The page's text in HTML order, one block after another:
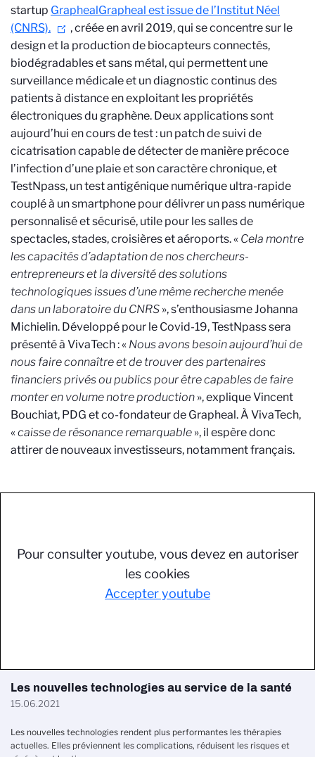
startup GraphealGrapheal est issue de l’Institut Néel
(CNRS).
,créée en avril 2019, qui se concentre sur le
design et la production de biocapteurs connectés,
biodégradables et sans métal, qui permettent une
surveillance médicale et un diagnostic continus des
patients à distance en exploitant les propriétés
électroniques du graphène. Deux applications sont
aujourd’hui en cours de test : un patch de suivi de
cicatrisation capable de détecter de manière précoce
l’infection d’une plaie et son caractère chronique, et
TestNpass, un test antigénique numérique ultra-rapide
couplé à un smartphone pour délivrer un pass numérique
personnalisé et sécurisé, utile pour les salles de
spectacles, stades, croisières et aéroports. « Cela montre
les capacités d’adaptation de nos chercheurs-
entrepreneurs et la diversité des solutions
technologiques issues d’une même recherche menée
dans un laboratoire du CNRS », s’enthousiasme Johanna
Michielin. Développé pour le Covid-19, TestNpass sera
présenté à VivaTech : « Nous avons besoin aujourd’hui de
nous faire connaître et de trouver des partenaires
financiers privés ou publics pour être capables de faire
monter en volume notre production », explique Vincent
Bouchiat, PDG et co-fondateur de Grapheal. À VivaTech,
«caisse de résonance remarquable », il espère donc
attirer de nouveaux investisseurs, notamment français.
Pour consulter youtube, vous devez en autoriser
les cookies
Accepter youtube
Les nouvelles technologies au service de la santé
15.06.2021
Les nouvelles technologies rendent plus performantes les thérapies
actuelles. Elles préviennent les complications, réduisent les risques et